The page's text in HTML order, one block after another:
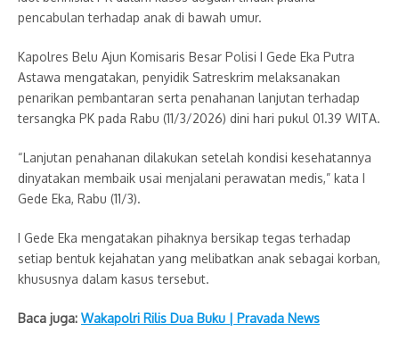
pencabulan terhadap anak di bawah umur.
Kapolres Belu Ajun Komisaris Besar Polisi I Gede Eka Putra
Astawa mengatakan, penyidik Satreskrim melaksanakan
penarikan pembantaran serta penahanan lanjutan terhadap
tersangka PK pada Rabu (11/3/2026) dini hari pukul 01.39 WITA.
“Lanjutan penahanan dilakukan setelah kondisi kesehatannya
dinyatakan membaik usai menjalani perawatan medis,” kata I
Gede Eka, Rabu (11/3).
I Gede Eka mengatakan pihaknya bersikap tegas terhadap
setiap bentuk kejahatan yang melibatkan anak sebagai korban,
khususnya dalam kasus tersebut.
Baca juga: Wakapolri Rilis Dua Buku | Pravada News